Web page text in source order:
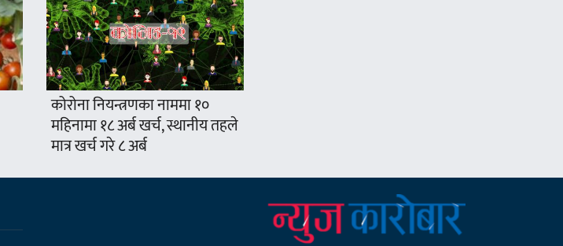
कोरोना नियन्त्रणका नाममा १०
महिनामा १८ अर्ब खर्च, स्थानीय तहले
मात्र खर्च गरे ८ अर्ब